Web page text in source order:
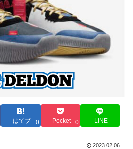
はてブ 0 Pocket 0 LINE
2023.02.06